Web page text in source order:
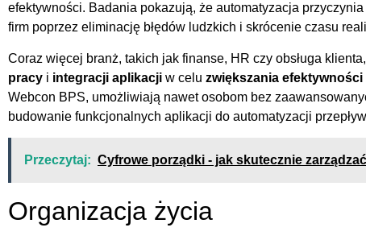
efektywności. Badania pokazują, że automatyzacja
firm poprzez eliminację błędów ludzkich i skrócenie czasu
Coraz więcej branż, takich jak finanse, HR czy obsługa
pracy i integracji aplikacji w celu zwiększania efektywności
Webcon BPS, umożliwiają nawet osobom bez
budowanie funkcjonalnych aplikacji do automatyzacji
Przeczytaj: Cyfrowe porządki - jak skutecznie
Organizacja życia